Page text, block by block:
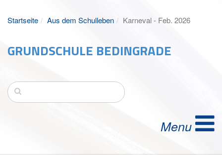
Startseite Aus dem Schulleben Karneval - Feb. 2026
GRUNDSCHULE BEDINGRADE